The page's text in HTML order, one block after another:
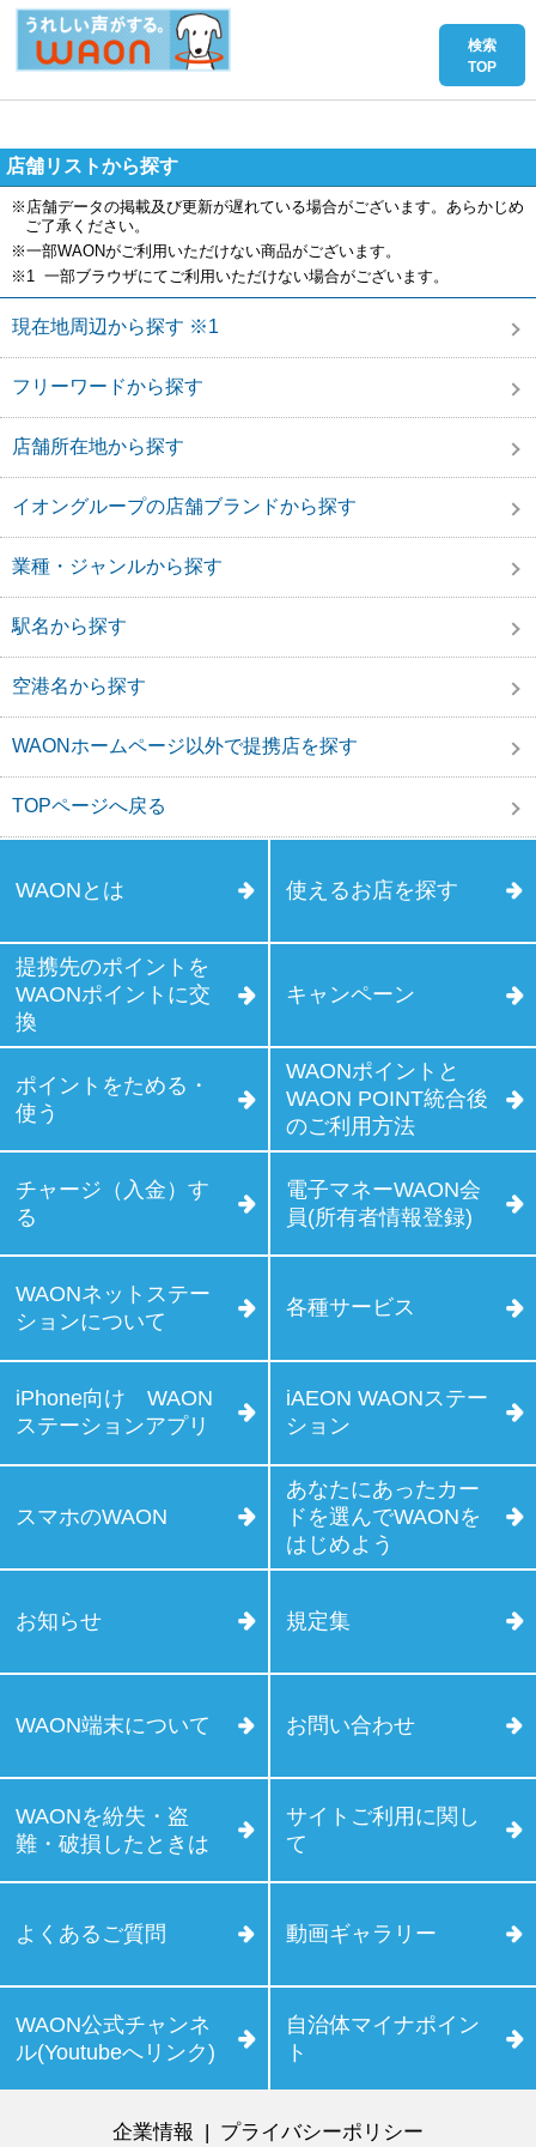
店舗リストから探す
※店舗データの掲載及び更新が遅れている場合がございます。あらかじめ
ご了承ください。
※一部WAONがご利用いただけない商品がございます。
※1 一部ブラウザにてご利用いただけない場合がございます。
現在地周辺から探す ※1
フリーワードから探す
店舗所在地から探す
イオングループの店舗ブランドから探す
業種・ジャンルから探す
駅名から探す
空港名から探す
WAONホームページ以外で提携店を探す
TOPページへ戻る